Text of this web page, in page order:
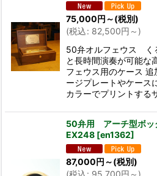
75,000円 ～(税別)
(税込: 82,500円 ～ )
50弁オルフェウス く
と長時間演奏が可能
フェウス用のケース
ージプレートやケース
カラーでプリントする
50弁用 アーチ型ボッ
EX248 [en1362]
87,000円 ～(税別)
(税込 : 95,700円 ～ )